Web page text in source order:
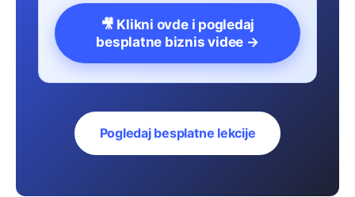
🎥 Klikni ovde i pogledaj
besplatne biznis videe →
Pogledaj besplatne lekcije